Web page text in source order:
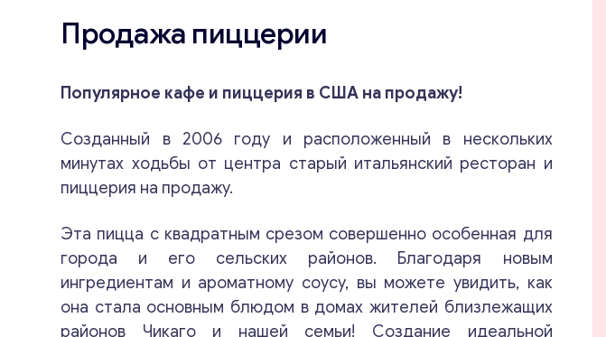
Продажа пиццерии
Популярное кафе и пиццерия в США на продажу!
Созданный в 2006 году и расположенный в нескольких
минутах ходьбы от центра старый итальянский ресторан и
пиццерия на продажу.
Эта пицца с квадратным срезом совершенно особенная для
города и его сельских районов. Благодаря новым
ингредиентам и ароматному соусу, вы можете увидить, как
она стала основным блюдом в домах жителей близлежащих
районов Чикаго и нашей семьи! Создание идеальной